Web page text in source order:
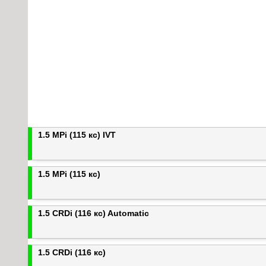
1.5 MPi (115 кс) IVT
1.5 MPi (115 кс)
1.5 CRDi (116 кс) Automatic
1.5 CRDi (116 кс)